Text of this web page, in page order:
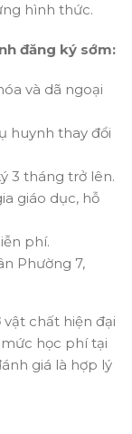
hình thức.
đăng ký sớm:
và dã ngoại
huynh thay đổi
3 tháng trở lên.
giáo dục, hỗ
phí.
Phường 7,
chất hiện đại
học phí tại
giá là hợp lý